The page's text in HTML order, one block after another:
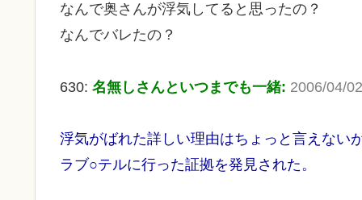
なんで奥さんが浮気してると思ったの？
なんでバレたの？
630: 名無しさんといつまでも一緒: 2006/04/
浮気がばれた詳しい理由はちょっと言えない
ラブ○テルに行った証拠を発見された。